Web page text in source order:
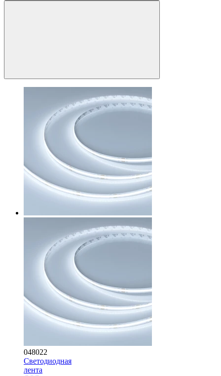
048022
Светодиодная
лента